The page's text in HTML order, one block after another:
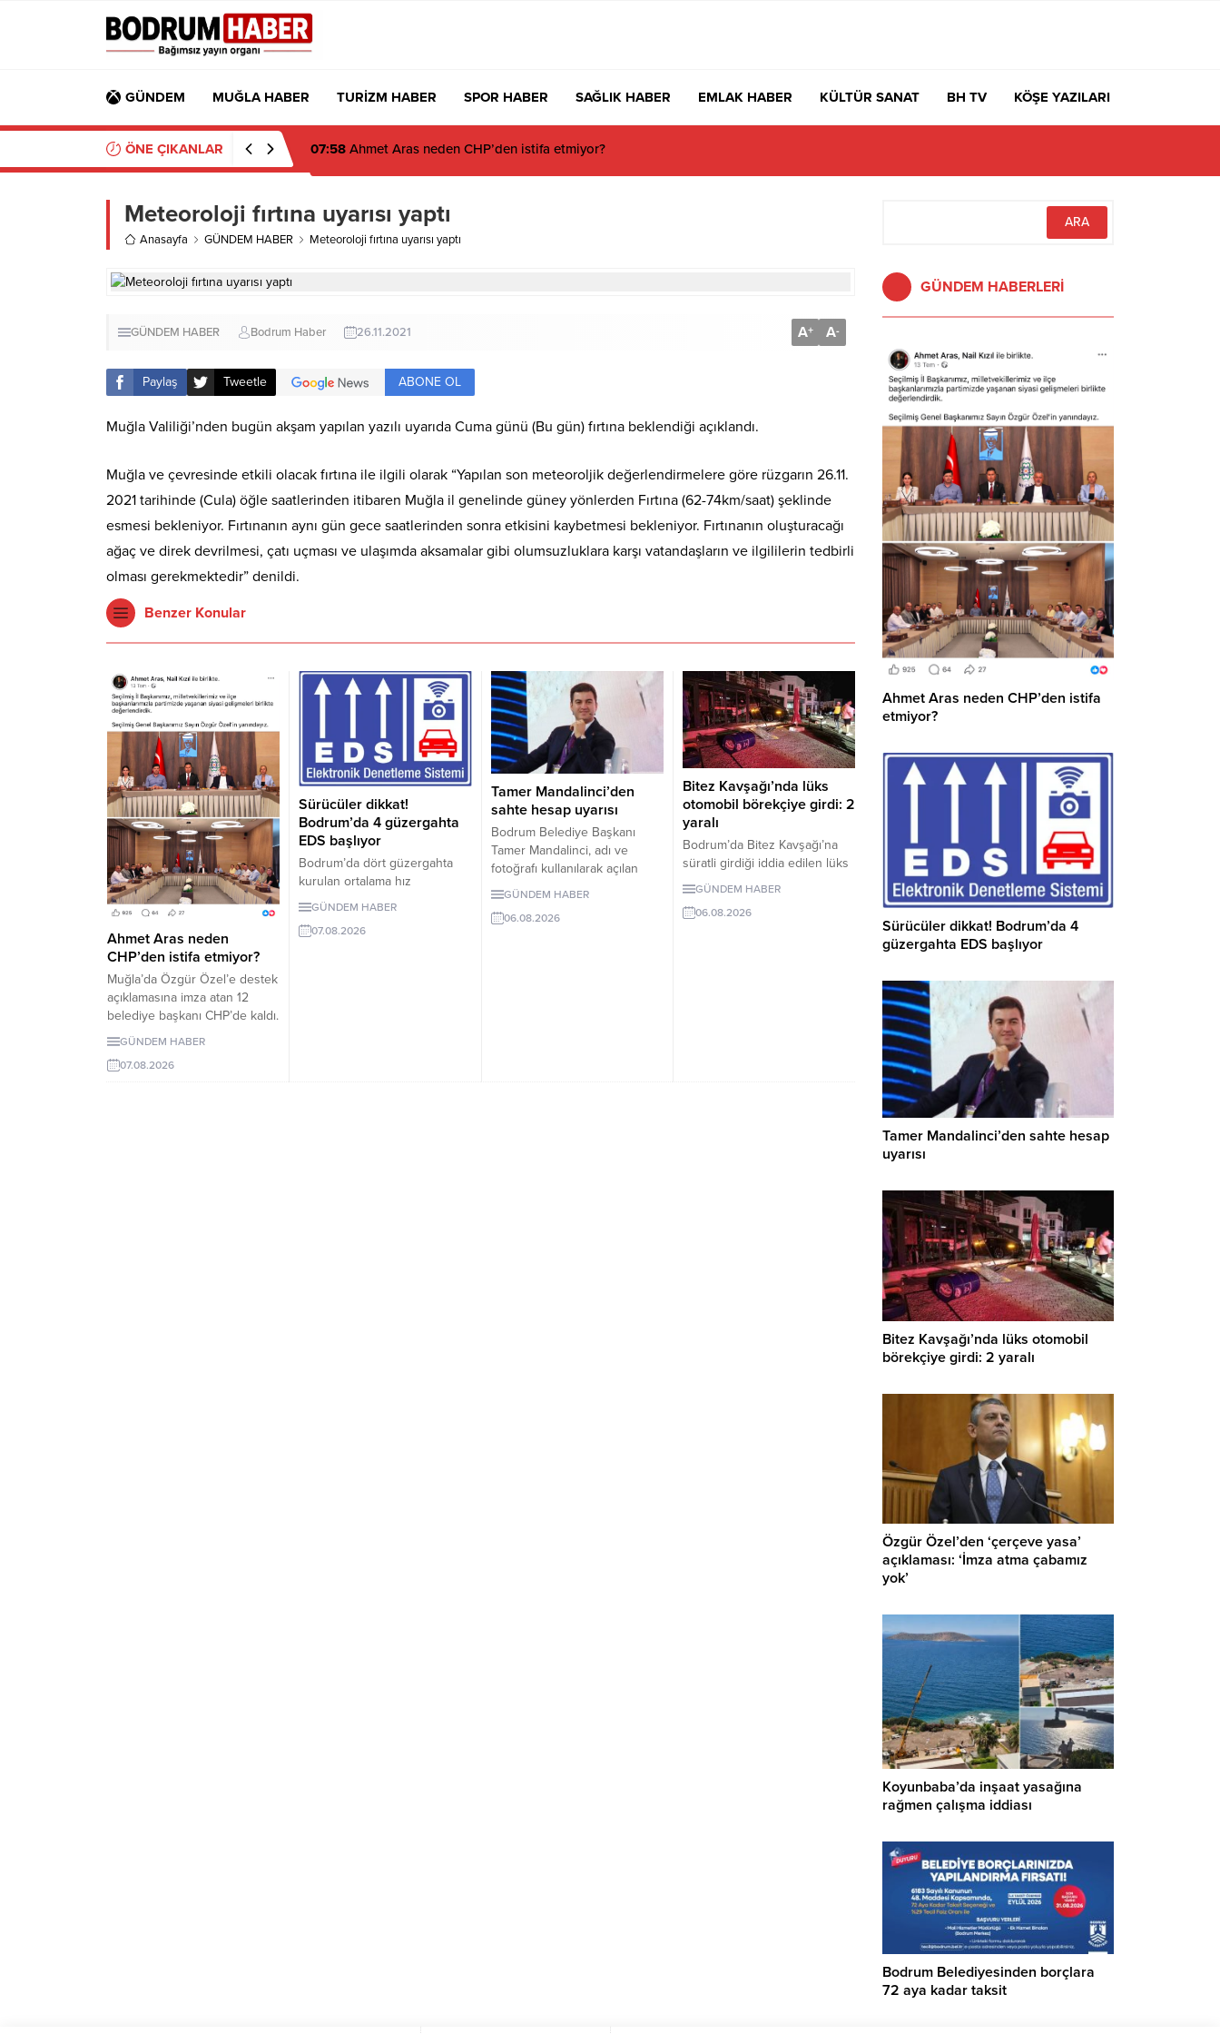
GÜNDEM MUĞLA HABER TURİZM HABER SPOR HABER SAĞLIK HABER EMLAK HABER KÜLTÜR SANAT BH TV KÖŞE YAZILARI
ÖNE ÇIKANLAR 07:58 Ahmet Aras neden CHP’den istifa etmiyor?
Meteoroloji fırtına uyarısı yaptı
Anasayfa GÜNDEM HABER Meteoroloji fırtına uyarısı yaptı
GÜNDEM HABER Bodrum Haber 26.11.2021 A+ A-
Paylaş Tweetle ABONE OL
Muğla Valiliği’nden bugün akşam yapılan yazılı uyarıda Cuma günü (Bu gün) fırtına beklendiği açıklandı.
Muğla ve çevresinde etkili olacak fırtına ile ilgili olarak “Yapılan son meteoroljik değerlendirmelere göre rüzgarın 26.11.
2021 tarihinde (Cula) öğle saatlerinden itibaren Muğla il genelinde güney yönlerden Fırtına (62-74km/saat) şeklinde
esmesi bekleniyor. Fırtınanın aynı gün gece saatlerinden sonra etkisini kaybetmesi bekleniyor. Fırtınanın oluşturacağı
ağaç ve direk devrilmesi, çatı uçması ve ulaşımda aksamalar gibi olumsuzluklara karşı vatandaşların ve ilgililerin tedbirli
olması gerekmektedir” denildi.
Benzer Konular
Ahmet Aras neden
CHP’den istifa etmiyor?
Muğla’da Özgür Özel’e destek
açıklamasına imza atan 12
belediye başkanı CHP’de kaldı.
Milletvekilleri Yeni Parti’ye
başkanlarının tutumu ve CHP
GÜNDEM HABER
07.08.2026
Sürücüler dikkat!
Bodrum’da 4 güzergahta
EDS başlıyor
Bodrum’da dört güzergahta
kurulan ortalama hız
denetleme sistemi, 10 Ağustos
girecek. İşte EDS uygulanacak
GÜNDEM HABER
07.08.2026
Tamer Mandalinci’den
sahte hesap uyarısı
Bodrum Belediye Başkanı
Tamer Mandalinci, adı ve
fotoğrafı kullanılarak açılan
sahte sosyal medya
bulundu. Mandalinci, tek resmî
GÜNDEM HABER
06.08.2026
Bitez Kavşağı’nda lüks
otomobil börekçiye girdi: 2
yaralı
Bodrum’da Bitez Kavşağı’na
süratli girdiği iddia edilen lüks
otomobil börekçiye girdi.
yaralandı.
GÜNDEM HABER
06.08.2026
GÜNDEM HABERLERİ
Ahmet Aras neden CHP’den istifa
etmiyor?
Sürücüler dikkat! Bodrum’da 4
güzergahta EDS başlıyor
Tamer Mandalinci’den sahte hesap
uyarısı
Bitez Kavşağı’nda lüks otomobil
börekçiye girdi: 2 yaralı
Özgür Özel’den ‘çerçeve yasa’
açıklaması: ‘İmza atma çabamız
yok’
Koyunbaba’da inşaat yasağına
rağmen çalışma iddiası
Bodrum Belediyesinden borçlara
72 aya kadar taksit